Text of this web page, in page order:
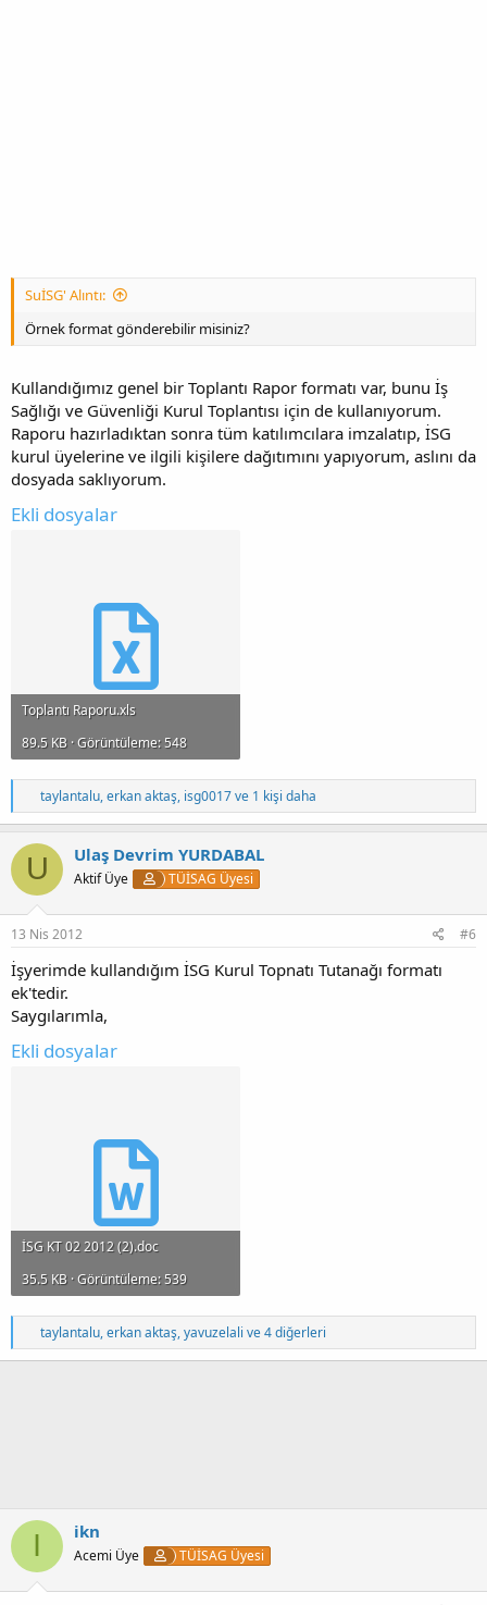
SuİSG' Alıntı:
Örnek format gönderebilir misiniz?
Kullandığımız genel bir Toplantı Rapor formatı var, bunu İş
Sağlığı ve Güvenliği Kurul Toplantısı için de kullanıyorum.
Raporu hazırladıktan sonra tüm katılımcılara imzalatıp, İSG
kurul üyelerine ve ilgili kişilere dağıtımını yapıyorum, aslını da
dosyada saklıyorum.
Ekli dosyalar
Toplantı Raporu.xls
89.5 KB · Görüntüleme: 548
T
e
p
k
l
e
r
:
taylantalu,erkan aktaş, isg0017ve 1 kişi daha
U Ulaş Devrim YURDABAL
Aktif Üye TÜİSAG Üyesi
13 Nis 2012 #6
İşyerimde kullandığım İSG Kurul Topnatı Tutanağı formatı
ek'tedir.
Saygılarımla,
Ekli dosyalar
İSG KT 02 2012 (2).doc
35.5 KB · Görüntüleme: 539
T
e
p
taylantalu,erkan aktaş,yavuzelali ve 4 diğerleri
I ikn
Acemi Üye TÜİSAG Üyesi